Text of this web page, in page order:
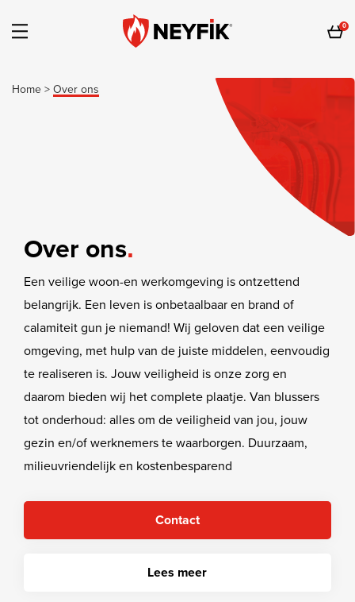
0
Home> Over ons
Over ons
Een veilige woon-en werkomgeving is ontzettend
belangrijk. Een leven is onbetaalbaar en brand of
calamiteit gun je niemand! Wij geloven dat een veilige
omgeving, met hulp van de juiste middelen, eenvoudig
te realiseren is. Jouw veiligheid is onze zorg en
daarom bieden wij het complete plaatje. Van blussers
tot onderhoud: alles om de veiligheid van jou, jouw
gezin en/of werknemers te waarborgen. Duurzaam,
milieuvriendelijk en kostenbesparend
Contact
Lees meer